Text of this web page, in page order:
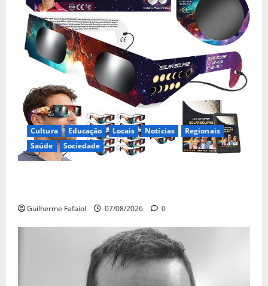
Cultura Educação Locais Notícias
Regionais
Saúde
Sociedade
Guilherme Fafaiol 07/08/2026 0